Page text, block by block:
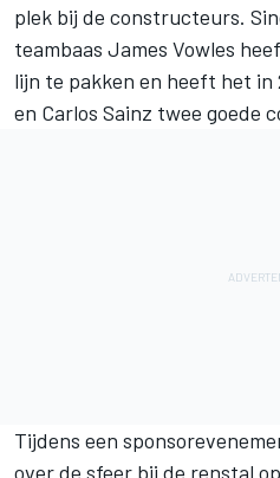
plek bij de constructeurs.
teambaas James Vowles
lijn te pakken en heeft het in
en Carlos Sainz twee goede
Tijdens een
over de sfeer bij de renstal